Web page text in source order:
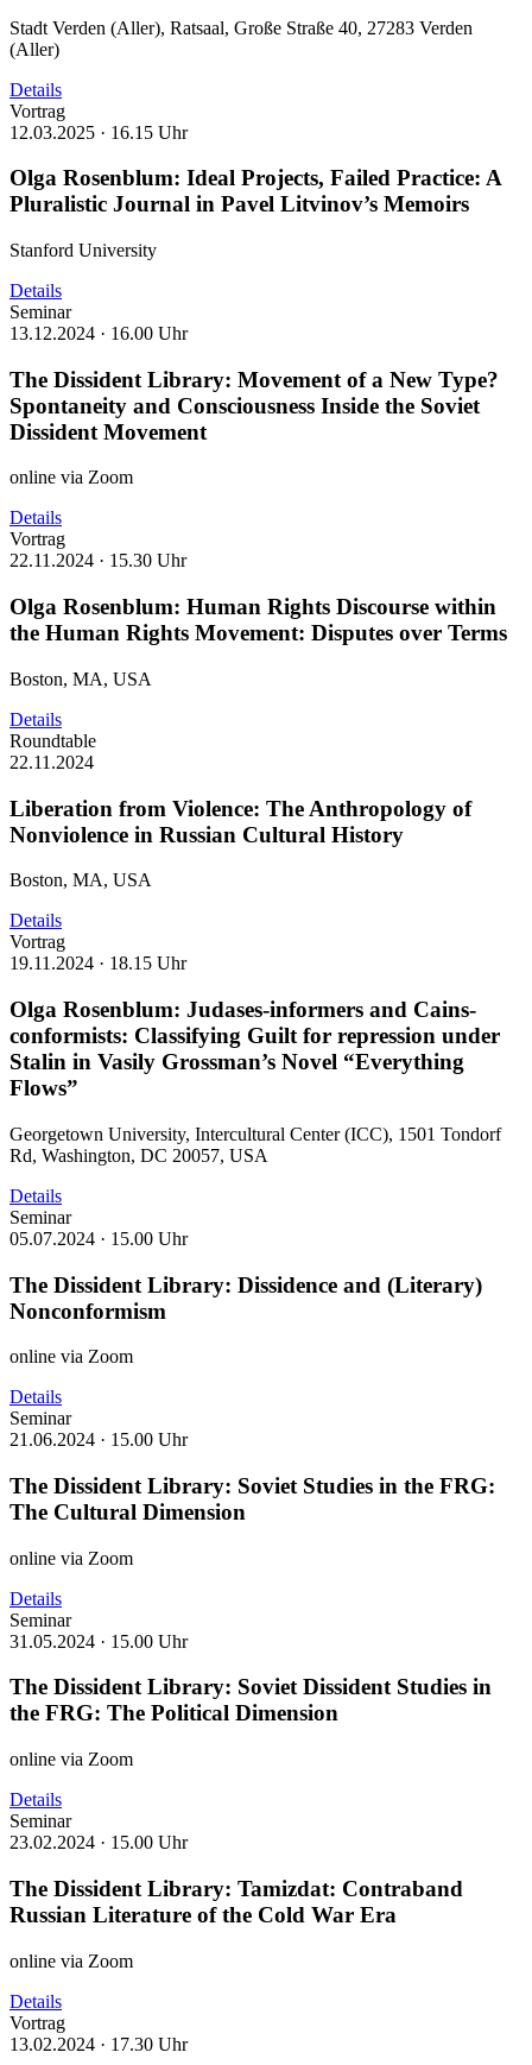
Stadt Verden (Aller), Ratsaal, Große Straße 40, 27283 Verden
(Aller)
Details
Vortrag
12.03.2025 · 16.15 Uhr
Olga Rosenblum: Ideal Projects, Failed Practice: A
Pluralistic Journal in Pavel Litvinov’s Memoirs
Stanford University
Details
Seminar
13.12.2024 · 16.00 Uhr
The Dissident Library: Movement of a New Type?
Spontaneity and Consciousness Inside the Soviet
Dissident Movement
online via Zoom
Details
Vortrag
22.11.2024 · 15.30 Uhr
Olga Rosenblum: Human Rights Discourse within
the Human Rights Movement: Disputes over Terms
Boston, MA, USA
Details
Roundtable
22.11.2024
Liberation from Violence: The Anthropology of
Nonviolence in Russian Cultural History
Boston, MA, USA
Details
Vortrag
19.11.2024 · 18.15 Uhr
Olga Rosenblum: Judases-informers and Cains-
conformists: Classifying Guilt for repression under
Stalin in Vasily Grossman’s Novel “Everything
Flows”
Georgetown University, Intercultural Center (ICC), 1501 Tondorf
Rd, Washington, DC 20057, USA
Details
Seminar
05.07.2024 · 15.00 Uhr
The Dissident Library: Dissidence and (Literary)
Nonconformism
online via Zoom
Details
Seminar
21.06.2024 · 15.00 Uhr
The Dissident Library: Soviet Studies in the FRG:
The Cultural Dimension
online via Zoom
Details
Seminar
31.05.2024 · 15.00 Uhr
The Dissident Library: Soviet Dissident Studies in
the FRG: The Political Dimension
online via Zoom
Details
Seminar
23.02.2024 · 15.00 Uhr
The Dissident Library: Tamizdat: Contraband
Russian Literature of the Cold War Era
online via Zoom
Details
Vortrag
13.02.2024 · 17.30 Uhr